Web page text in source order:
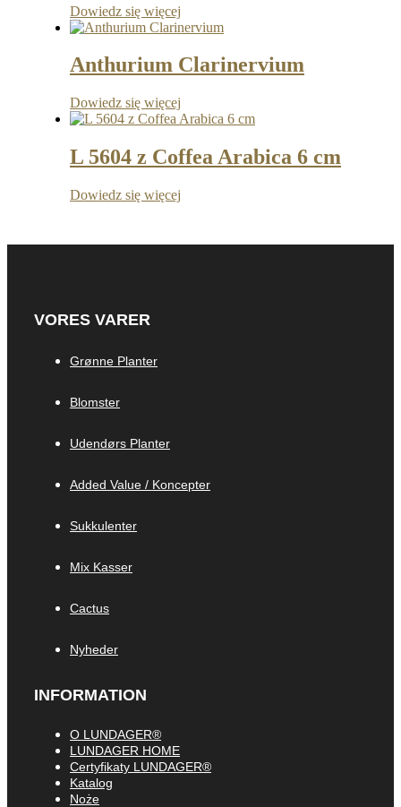
Dowiedz się więcej
Anthurium Clarinervium
Dowiedz się więcej
L 5604 z Coffea Arabica 6 cm
Dowiedz się więcej
VORES VARER
Grønne Planter
Blomster
Udendørs Planter
Added Value / Koncepter
Sukkulenter
Mix Kasser
Cactus
Nyheder
INFORMATION
O LUNDAGER®
LUNDAGER HOME
Certyfikaty LUNDAGER®
Katalog
Noże